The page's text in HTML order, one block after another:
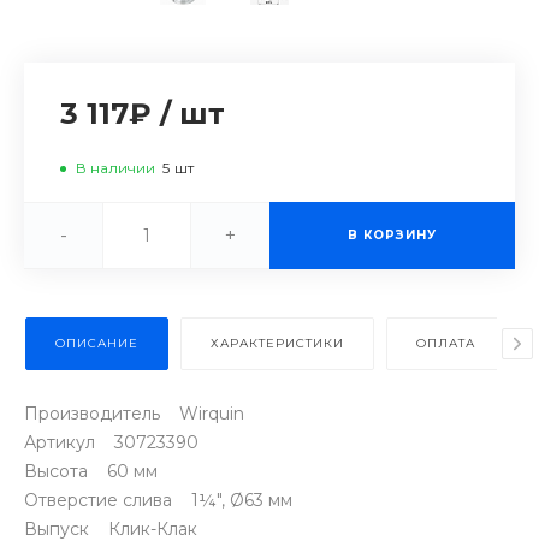
3 117₽ / шт
В наличии 5 шт
- + В КОРЗИНУ
ОПИСАНИЕ ХАРАКТЕРИСТИКИ ОПЛАТА
Производитель Wirquin
Артикул 30723390
Высота 60 мм
Отверстие слива 1¼", Ø63 мм
Выпуск Клик-Клак